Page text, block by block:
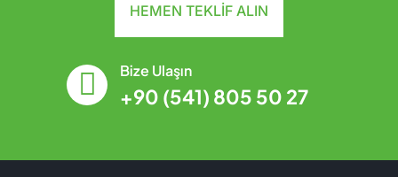
HEMEN TEKLIF ALIN
Bize Ulaşın
+90 (541) 805 50 27